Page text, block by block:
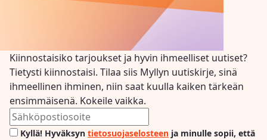
Kiinnostaisiko tarjoukset ja hyvin ihmeelliset uutiset?
Tietysti kiinnostaisi. Tilaa siis Myllyn uutiskirje, sinä
ihmeellinen ihminen, niin saat kuulla kaiken tärkeän
ensimmäisenä. Kokeile vaikka.
Kyllä! Hyväksyn tietosuojaselosteen ja minulle sopii, että